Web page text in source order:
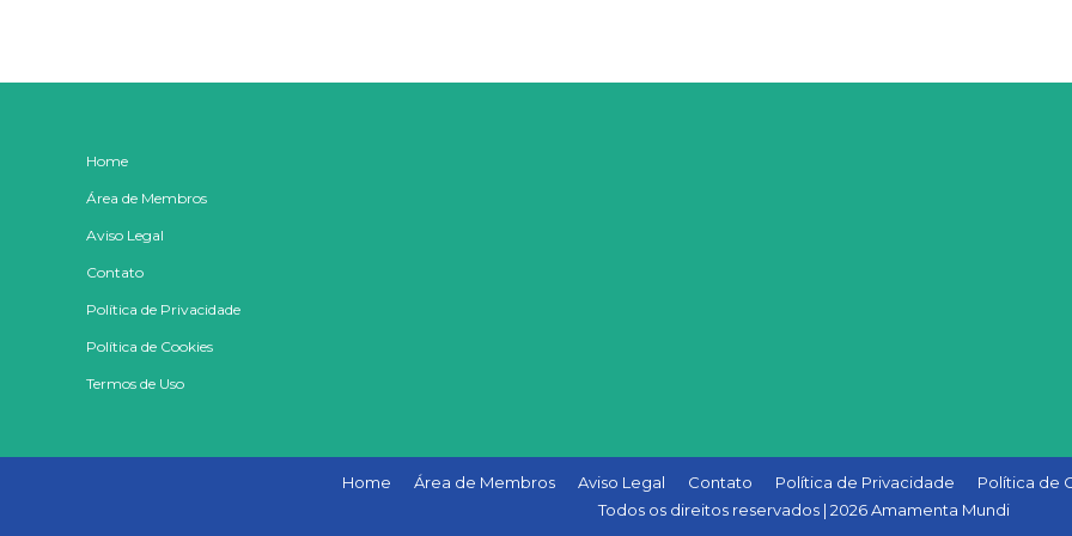
Home
Área de Membros
Aviso Legal
Contato
Política de Privacidade
Política de Cookies
Termos de Uso
Home Área de Membros Aviso Legal Contato Política de Privacidade Política de
Todos os direitos reservados | 2026 Amamenta Mundi